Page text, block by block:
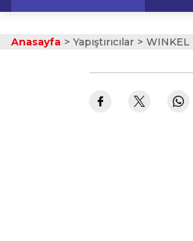
Anasayfa Yapıştırıcılar WINKEL